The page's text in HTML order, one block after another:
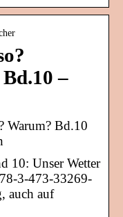
–
Warum? Bd.10
10: Unser Wetter
3-473-33269-
auch auf